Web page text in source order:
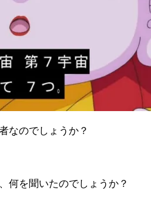
なのでしょうか？
何を聞いたのでしょうか？